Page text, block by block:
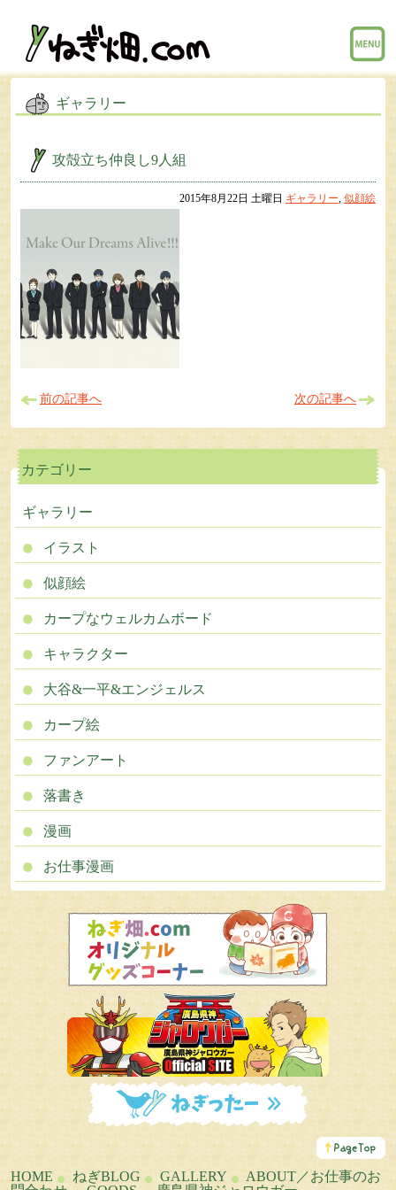
menu
ギャラリー
攻殻立ち仲良し9人組
2015年8月22日 土曜日 ギャラリー, 似顔絵
前の記事へ 次の記事へ
カテゴリー
ギャラリー
イラスト
似顔絵
カープなウェルカムボード
キャラクター
大谷&一平&エンジェルス
カープ絵
ファンアート
落書き
漫画
お仕事漫画
こ
の
ペ
ー
HOME ねぎBLOG GALLERY
ABOUT／お仕事のお